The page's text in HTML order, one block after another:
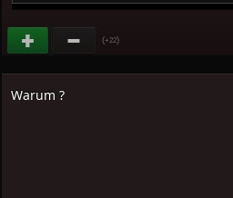
(+22)
Warum ?